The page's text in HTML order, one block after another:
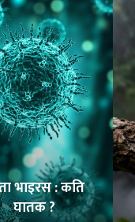
भाइरस : कति
घातक ?